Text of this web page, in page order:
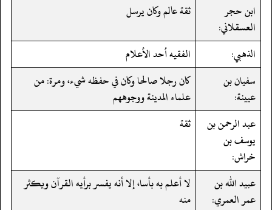
ابن حجر
العسقلاني:
ثقة عالم وكان يرسل
الذهبي:
الفقيه أحد الأعلام
سفيان بن
عيينة:
كان رجلا صالحا وكان في حفظه شيء، ومرة: من
علماء المدينة ووجوههم
عبد الرحمن بن
يوسف بن
خراش:
ثقة
عبيد الله بن
عمر العمري:
لا أعلم به بأسا، إلا أنه يفسر برأيه القرآن ويكثر
منه